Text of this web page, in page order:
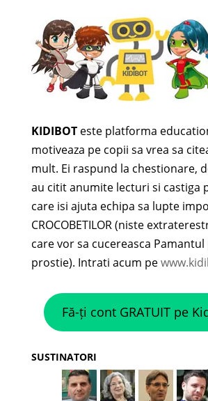
KIDIBOTeste platforma
motiveaza pe copii sa vrea sa
mult. Ei raspund la chestionare,
au citit anumite lecturi si castiga
care isi ajuta echipa sa lupte
CROCOBETILOR (niste
care vor sa cucereasca
prostie). Intrati acum pe
Fă-ți cont GRATUIT pe
SUSTINATORI